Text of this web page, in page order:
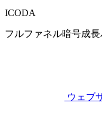
ICODA
フルファネル暗号成
ウェブ